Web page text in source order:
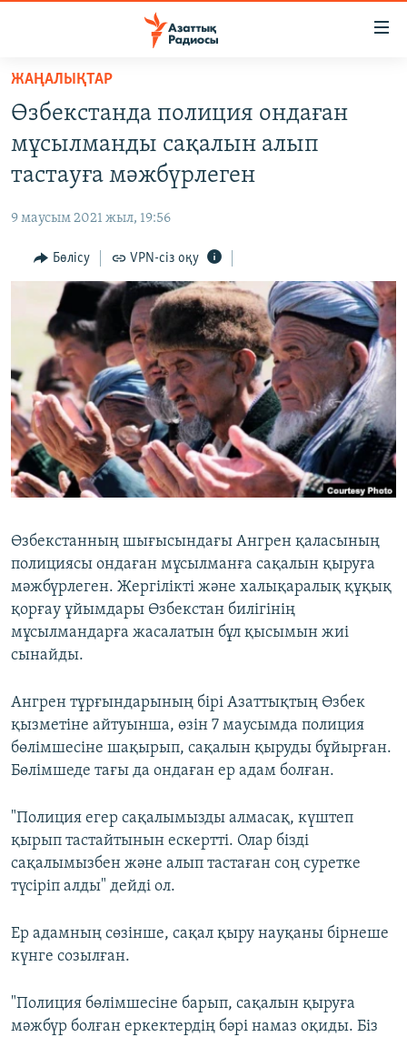
Skip
main
content
main
Navigation
to
ЖАҢАЛЫҚТАР
AZATTYQTV
АДАМ ҚҰҚЫҚТАРЫ
ӘЛЕУМЕТ
АРНАЙЫ ЖОБАЛАР
Русский
ЖАЗЫЛЫҢЫЗ
ЖАҢАЛЫҚТАР
Өзбекстанда полиция ондаған
мұсылманды сақалын алып
тастауға мәжбүрлеген
9 маусым 2021 жыл, 19:56
Бөлісу VPN-сіз оқу
Өзбекстанның шығысындағы Ангрен қаласының
полициясы ондаған мұсылманға сақалын қыруға
мәжбүрлеген. Жергілікті және халықаралық құқық
қорғау ұйымдары Өзбекстан билігінің
мұсылмандарға жасалатын бұл қысымын жиі
сынайды.
Ангрен тұрғындарының бірі Азаттықтың Өзбек
қызметіне айтуынша, өзін 7 маусымда полиция
бөлімшесіне шақырып, сақалын қыруды бұйырған.
Бөлімшеде тағы да ондаған ер адам болған.
"Полиция егер сақалымызды алмасақ, күштеп
қырып тастайтынын ескертті. Олар бізді
сақалымызбен және алып тастаған соң суретке
түсіріп алды" дейді ол.
Ер адамның сөзінше, сақал қыру науқаны бірнеше
күнге созылған.
"Полиция бөлімшесіне барып, сақалын қыруға
мәжбүр болған еркектердің бәрі намаз оқиды. Біз